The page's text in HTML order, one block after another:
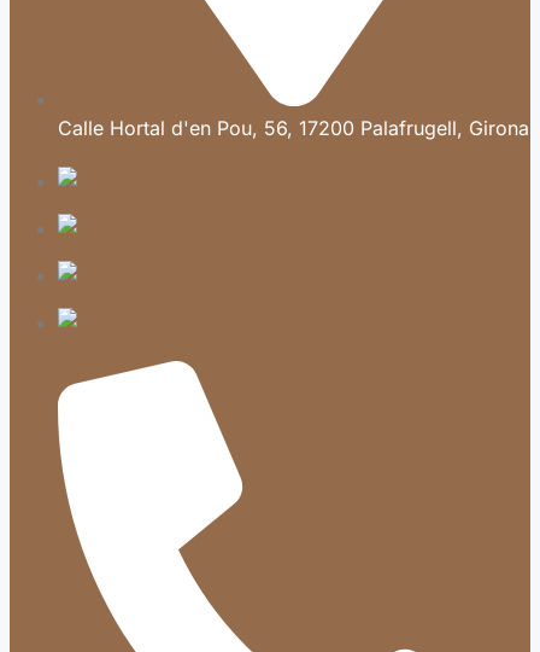
Calle Hortal d'en Pou, 56, 17200 Palafrugell, Girona